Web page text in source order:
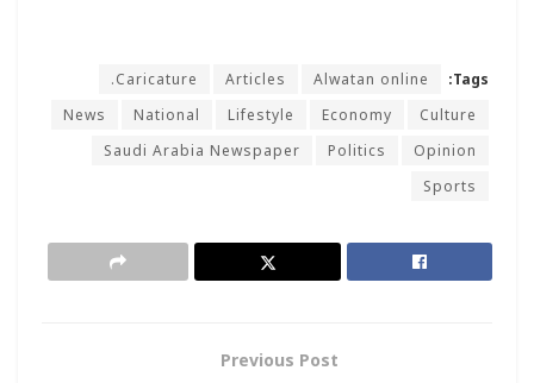
Tags:
Alwatan online
Articles
Caricature.
Culture
Economy
Lifestyle
National
News
Opinion
Politics
Saudi Arabia Newspaper
Sports
Previous Post